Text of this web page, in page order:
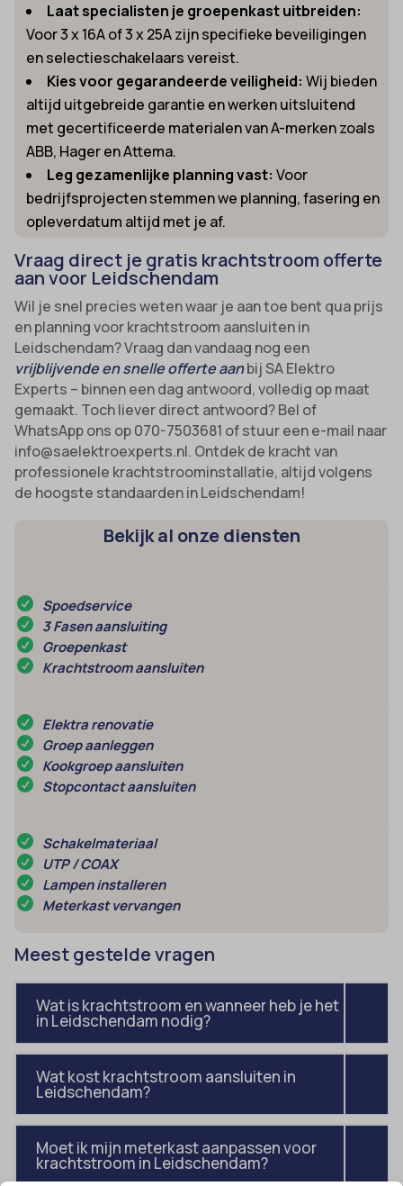
Laat specialisten je groepenkast uitbreiden:
Voor 3 x 16A of 3 x 25A zijn specifieke beveiligingen
en selectieschakelaars vereist.
Kies voor gegarandeerde veiligheid: Wij bieden
altijd uitgebreide garantie en werken uitsluitend
met gecertificeerde materialen van A-merken zoals
ABB, Hager en Attema.
Leg gezamenlijke planning vast: Voor
bedrijfsprojecten stemmen we planning, fasering en
opleverdatum altijd met je af.
Vraag direct je gratis krachtstroom offerte
aan voor Leidschendam
Wil je snel precies weten waar je aan toe bent qua prijs
en planning voor krachtstroom aansluiten in
Leidschendam? Vraag dan vandaag nog een
vrijblijvende en snelle offerte aanbij SA Elektro
Experts – binnen een dag antwoord, volledig op maat
gemaakt. Toch liever direct antwoord? Bel of
WhatsApp ons op 070-7503681 of stuur een e-mail naar
info@saelektroexperts.nl. Ontdek de kracht van
professionele krachtstroominstallatie, altijd volgens
de hoogste standaarden in Leidschendam!
Bekijk al onze diensten
Spoedservice
3 Fasen aansluiting
Groepenkast
Krachtstroom aansluiten
Elektra renovatie
Groep aanleggen
Kookgroep aansluiten
Stopcontact aansluiten
Schakelmateriaal
UTP / COAX
Lampen installeren
Meterkast vervangen
Meest gestelde vragen
Wat is krachtstroom en wanneer heb je het
in Leidschendam nodig?
Wat kost krachtstroom aansluiten in
Leidschendam?
Moet ik mijn meterkast aanpassen voor
krachtstroom in Leidschendam?